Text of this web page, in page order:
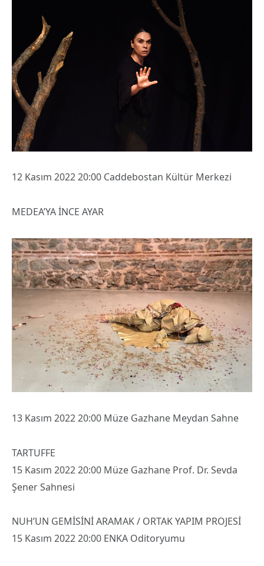
12 Kasım 2022 20:00 Caddebostan Kültür Merkezi
MEDEA’YA İNCE AYAR
13 Kasım 2022 20:00 Müze Gazhane Meydan Sahne
TARTUFFE
15 Kasım 2022 20:00 Müze Gazhane Prof. Dr. Sevda
Şener Sahnesi
NUH’UN GEMİSİNİ ARAMAK / ORTAK YAPIM PROJESİ
15 Kasım 2022 20:00 ENKA Oditoryumu